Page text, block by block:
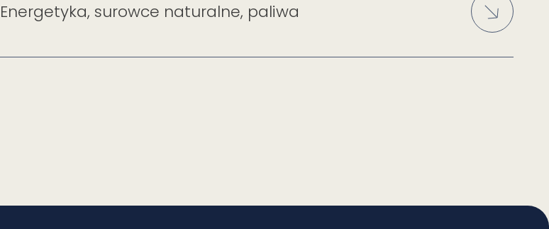
Energetyka, surowce naturalne, paliwa